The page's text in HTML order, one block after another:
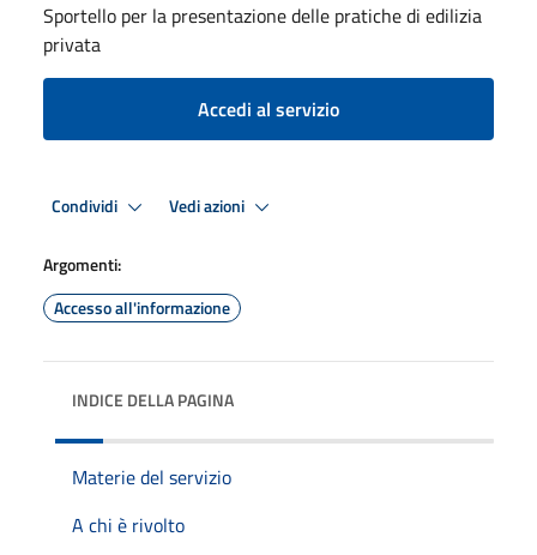
Sportello per la presentazione delle pratiche di edilizia
privata
Accedi al servizio
Condividi Vedi azioni
Argomenti:
Accesso all'informazione
INDICE DELLA PAGINA
Materie del servizio
A chi è rivolto